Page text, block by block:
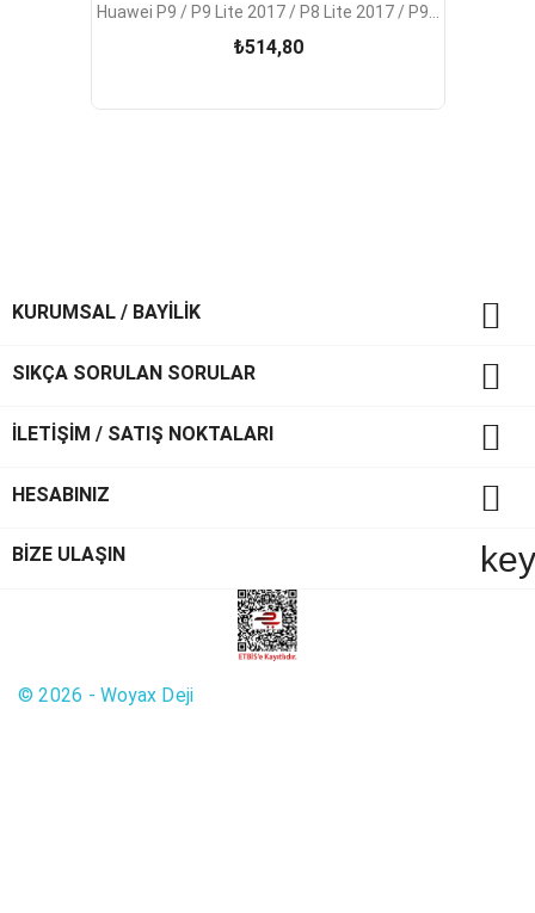
Huawei P9 / P9 Lite 2017 / P8 Lite 2017 / P9...
₺514,80
KURUMSAL / BAYİLİK 
SIKÇA SORULAN SORULAR 
İLETİŞİM / SATIŞ NOKTALARI 
HESABINIZ 
BİZE ULAŞIN
© 2026 - Woyax Deji